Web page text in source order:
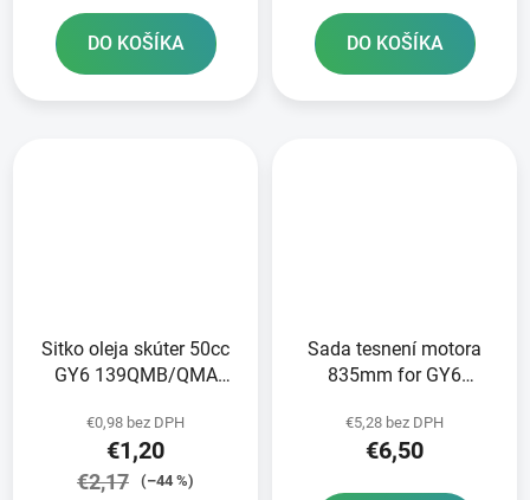
DO KOŠÍKA DO KOŠÍKA
Sitko oleja skúter 50cc
GY6 139QMB/QMA
152/157QMI
€0,98 bez DPH
€1,20
€2,17 (–44 %)
Sada tesnení motora
835mm for GY6
€5,28 bez DPH
€6,50